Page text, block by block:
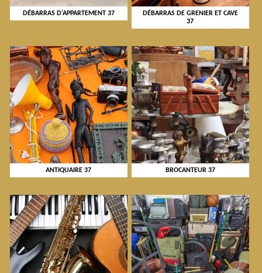
DÉBARRAS D'APPARTEMENT 37
DÉBARRAS DE GRENIER ET CAVE
37
ANTIQUAIRE 37 BROCANTEUR 37